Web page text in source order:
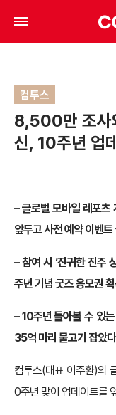
컴투스
8,500만 조사
신, 10주년 업
– 글로벌 모바일 레포츠
앞두고 사전 예약 이벤트
– 참여 시 ‘진귀한 진주
주년 기념 굿즈 응모권
– 10주년 돌아볼 수 있
35억 마리 물고기 잡았다
컴투스(대표 이주환)의
0주년 맞이 업데이트를